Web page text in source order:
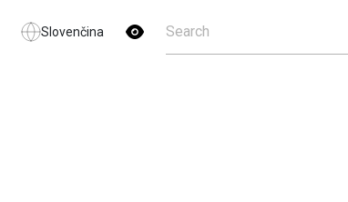
Slovenčina